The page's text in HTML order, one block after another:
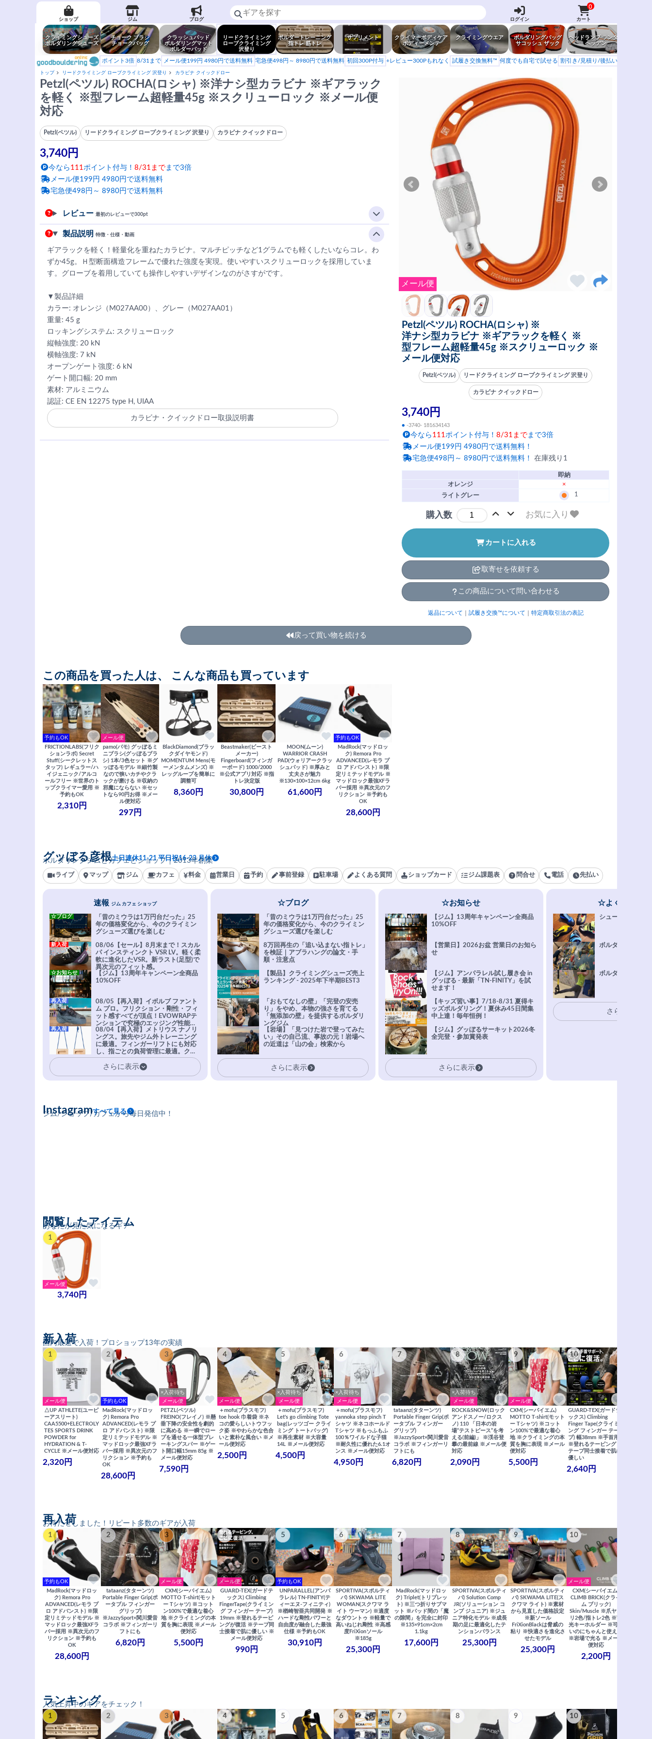
ショップ ジム ブログ ログイン
0
カート
クライミングシューズ
ボルダリングシューズ
チョーク ブラシ
チョークバッグ
クラッシュパッド
ボルダリングマット
ボルダーパッド
リードクライミング
ロープクライミング
沢登り
ボルダートレーニング
指トレ 筋トレ
サプリメント
クライマーボディケア
ボディーメンテ
クライミングウエア
ボルダリングバッグ
サコッシュ ザック
ヘッドランプ ランタン
ヘッデン
ポイント3倍 8/31まで メール便199円 4980円で送料無料 宅急便498円～ 8980円で送料無料 初回300P付与 +レビュー300Pもれなく 試履き交換無料™ 何度でも自宅で試せる 割引き/見積り/後払い
トップ リードクライミング ロープクライミング 沢登り カラビナ クイックドロー
メール便
Petzl(ペツル) ROCHA(ロシャ) ※
洋ナシ型カラビナ ※ギアラックを軽く ※
型フレーム超軽量45g ※スクリューロック ※
メール便対応
Petzl(ペツル) リードクライミング ロープクライミング 沢登り
カラビナ クイックドロー
3,740円
● -3740- 181634143
今なら 111 ポイント付与！ 8/31まで まで3倍
メール便199円 4980円で送料無料！
宅急便498円～ 8980円で送料無料！ 在庫残り1
即納
オレンジ
×
ライトグレー
1
購入数 お気に入り
カートに入れる
取寄せを依頼する
この商品について問い合わせる
返品について 試履き交換™について 特定商取引法の表記
Petzl(ペツル) ROCHA(ロシャ) ※洋ナシ型カラビナ ※ギアラック
を軽く ※型フレーム超軽量45g ※スクリューロック ※メール便
対応
Petzl(ペツル) リードクライミング ロープクライミング 沢登り カラビナ クイックドロー
3,740円
今なら 111 ポイント付与！ 8/31まで まで3倍
メール便199円 4980円で送料無料
宅急便498円～ 8980円で送料無料
レビュー 最初のレビューで300pt
製品説明 特徴・仕様・動画
ギアラックを軽く！軽量化を重ねたカラビナ。マルチピッチなど1グラムでも軽くしたいならコレ。わ
ずか45g。Ｈ型断面構造フレームで優れた強度を実現。使いやすいスクリューロックを採用していま
す。グローブを着用していても操作しやすいデザインなのがさすがです。
▼製品詳細
カラー: オレンジ（M027AA00）、グレー（M027AA01）
重量: 45 g
ロッキングシステム: スクリューロック
縦軸強度: 20 kN
横軸強度: 7 kN
オープンゲート強度: 6 kN
ゲート開口幅: 20 mm
素材: アルミニウム
認証: CE EN 12275 type H, UIAA
カラビナ・クイックドロー取扱説明書
戻って買い物を続ける
この商品を買った人は、 こんな商品も買っています
予約もOK
FRICTIONLABS(フリク
ションラボ) Secret
Stuff(シークレットス
タッフ) レギュラー/ハ
イジェニック/アルコ
ールフリー ※世界のト
ップクライマー愛用 ※
予約もOK
2,310円
メール便
pamo(パモ) グッぼるミ
ニブラシ(グッぼるブラ
シ) 1本/3色セット ※グ
ッぼるモデル ※細竹製
なので狭いカチやクラ
ックが磨ける ※収納の
邪魔にならない ※セッ
トなら90円お得 ※メー
ル便対応
297円
BlackDiamond(ブラッ
クダイヤモンド)
MOMENTUM Mens(モ
ーメンタムメンズ) ※
レッグループを簡単に
調整可
8,360円
Beastmaker(ビースト
メーカー)
Fingerboard(フィンガ
ーボード) 1000/2000
※公式アプリ対応 ※指
トレ決定版
30,800円
MOON(ムーン)
WARRIOR CRASH
PAD(ウォリアークラッ
シュパッド) ※厚みと
丈夫さが魅力
※130×100×12cm 6kg
61,600円
予約もOK
MadRock(マッドロッ
ク) Remora Pro
ADVANCED(レモラ プ
ロ アドバンスト) ※限
定リミテッドモデル ※
マッドロック最強XFラ
バー採用 ※異次元のフ
リクション ※予約も
OK
28,600円
ボルダリングジムとカフェとショップ｜2013年創業
グッぼる彦根土日連休11-21 平日祝16-23 月休
ライブ マップ ジム カフェ 料金 営業日 予約 事前登録 駐車場 よくある質問 ショップカード ジム課題表 問合せ 電話 先払い
速報 ジム カフェ ショップ
「昔のミウラは1万円台だった」25
年の価格変化から、今のクライミン
グシューズ選びを楽しむ
☆ブログ
08/06【セール】8月末まで！スカル
パ インスティンクト VSR LV。軽く柔
軟に進化したVSR。新ラスト(足型)で
異次元のフィット感。
新入荷
【ジム】13周年キャンペーン全商品
10%OFF
☆お知らせ
08/05【再入荷】イボルブ ファント
ム プロ。フリクション・剛性・フィ
ット感すべてが頂点！EVOWRAPテ
ンションで究極のエッジング性能を
実現。進化系ラバーEvo-74はTRAX
を凌駕する粘着力で極小ホールドに
安心感。
再入荷
08/04【再入荷】メトリウス ナノリ
ングス。旅先やジム外トレーニング
に最適。フィンガーリフトにも対応
し、指ごとの負荷管理に最適。クラ
イマーの指を本気で鍛えるギア。
再入荷
さらに表示
☆ブログ
「昔のミウラは1万円台だった」25
年の価格変化から、今のクライミン
グシューズ選びを楽しむ
8万回再生の「追い込まない指トレ」
を検証｜アブラハングの論文・手
順・注意点
【製品】クライミングシューズ売上
ランキング - 2025年下半期BEST3
「おもてなしの壁」「完登の安売
り」をやめ、本物の強さを育てる
「無添加の壁」を提供するボルダリ
ングジム
【岩場】「見つけた岩で登ってみた
い」その自己流、事故の元！岩場へ
の近道は「山の会」検索から
さらに表示
☆お知らせ
【ジム】13周年キャンペーン全商品
10%OFF
【営業日】2026お盆 営業日のお知ら
せ
【ジム】アンパラレル試し履き会 in
グッぼる - 最新「TN-FINITY」を試
せます！
【キッズ習い事】7/18-8/31 夏得キ
ッズボルダリング！夏休み45日間集
中上達！毎年恒例！
【ジム】グッぼるサーキット2026冬
全完登・参加賞発表
さらに表示
☆よくある質
シューズ選びFAQ
ボルダリング上達
ボルダリングトレ
さらに表示
ジム/ショップ/カフェから毎日発信中！
Instagramすべて見る
あなたが見た気になるギア
閲覧したアイテム
1
メール便
3,740円
国内最速で入荷！プロショップ13年の実績
新入荷
1
メール便
△UP ATHLETE(ユーピ
ーアスリート)
CAA5500+ELECTROLY
TES SPORTS DRINK
POWDER for
HYDRATION & T-
CYCLE ※メール便対応
2,320円
2
予約もOK
MadRock(マッドロッ
ク) Remora Pro
ADVANCED(レモラ プ
ロ アドバンスト) ※限
定リミテッドモデル ※
マッドロック最強XFラ
バー採用 ※異次元のフ
リクション ※予約も
OK
28,600円
3
×入荷待ち
メール便
PETZL(ペツル)
FREINO(フレイノ) ※懸
垂下降の安全性を劇的
に高める ※一瞬でロー
プを通せる一体型ブレ
ーキングスパー ※ゲー
ト開口幅15mm 85g ※
メール便対応
7,590円
4
メール便
＋mofu(プラスモフ)
toe hook 巾着袋 ※ネ
コの愛らしいトウフッ
ク姿 ※やわらかな色合
いと素朴な風合い ※メ
ール便対応
2,500円
5
×入荷待ち
メール便
＋mofu(プラスモフ)
Let's go climbing Tote
bag(レッツゴー クライ
ミング トートバッグ)
※再生素材 ※大容量
14L ※メール便対応
4,500円
6
×入荷待ち
メール便
＋mofu(プラスモフ)
yannoka step pinch T
シャツ ※ネコホールド
Tシャツ ※もっふもふ
100％ワイルドな子猫
※耐久性に優れた6.1オ
ンス ※メール便対応
4,950円
7
tataanz(タターンツ)
Portable Finger Grip(ポ
ータブル フィンガー
グリップ)
※JazzySport×関川愛音
コラボ ※フィンガーリ
フトにも
6,820円
8
×入荷待ち
メール便
ROCK&SNOW(ロック
アンドスノー/ロクス
ノ) 110 「日本の岩
場“テストピース”を考
える(前編)」 ※渓谷登
攀の最前線 ※メール便
対応
2,090円
9
メール便
CXM(シーバイエム)
MOTTO T-shirt(モット
ー Tシャツ) ※コット
ン100%で最適な着心
地 ※クライミングの本
質を胸に表現 ※メール
便対応
5,500円
10
GUARD-TEX(ガードテ
ックス) Climbing
Finger Tape(クライミ
ング フィンガー テー
プ) 幅38mm ※手首用
※登れるテーピング ※
テープ同士接着で肌に
優しい
2,640円
お待たせしました！リピート多数のギアが入荷
再入荷
1
予約もOK
MadRock(マッドロッ
ク) Remora Pro
ADVANCED(レモラ プ
ロ アドバンスト) ※限
定リミテッドモデル ※
マッドロック最強XFラ
バー採用 ※異次元のフ
リクション ※予約も
OK
28,600円
2
tataanz(タターンツ)
Portable Finger Grip(ポ
ータブル フィンガー
グリップ)
※JazzySport×関川愛音
コラボ ※フィンガーリ
フトにも
6,820円
3
メール便
CXM(シーバイエム)
MOTTO T-shirt(モット
ー Tシャツ) ※コット
ン100%で最適な着心
地 ※クライミングの本
質を胸に表現 ※メール
便対応
5,500円
4
メール便
GUARD-TEX(ガードテ
ックス) Climbing
FingerTape(クライミン
グ フィンガー テープ)
19mm ※登れるテーピ
ングが復活 ※テープ同
士接着で肌に優しい ※
メール便対応
990円
5
予約もOK
UNPARALLEL(アンパ
ラレル) TN-FINITY(テ
ィーエヌ-フィニティ)
※楢崎智亜共同開発 ※
ハードな剛性パワーと
自由度が融合した最強
仕様 ※予約もOK
30,910円
6
SPORTIVA(スポルティ
バ) SKWAMA LITE
WOMAN(スクワマ ラ
イト ウーマン) ※適度
なダウントゥ ※軽量で
高いねじれ剛性 ※高感
度FriXionソール
※185g
25,300円
7
MadRock(マッドロッ
ク) Triplet(トリプレッ
ト) ※三つ折りサブマ
ット ※パッド間の「魔
の隙間」を完全に封印
※135×91cm×2cm
1.1kg
17,600円
8
SPORTIVA(スポルティ
バ) Solution Comp
JR(ソリューション コ
ンプ ジュニア) ※ジュ
ニア特化モデル ※成長
期の足に最適化したテ
ンションバランス
25,300円
9
SPORTIVA(スポルティ
バ) SKWAMA LITE(ス
クワマ ライト) ※素材
から見直した価格設定
※新ソール
FriXionBlackは脅威の
粘り ※快適さを進化さ
せたモデル
25,300円
10
メール便
CXM(シーバイエム)
CLIMB BRICK(クライ
ム ブリック)
Skin/Muscle ※爪ヤス
リ2色/指トレ2色 ※蓄
光キーホルダー ※可愛
いのにちゃんと使える
※岩場で光る ※メール
便対応
2,200円
人気上昇中のギアをチェック！
ランキング
1 2 3 4 5 6 7 8 9 10